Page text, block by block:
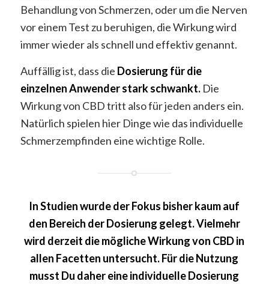
Behandlung von Schmerzen, oder um die Nerven
vor einem Test zu beruhigen, die Wirkung wird
immer wieder als schnell und effektiv genannt.
Auffällig ist, dass die Dosierung für die
einzelnen Anwender stark schwankt.Die
Wirkung von CBD tritt also für jeden anders ein.
Natürlich spielen hier Dinge wie das individuelle
Schmerzempfinden eine wichtige Rolle.
In Studien wurde der Fokus bisher kaum auf
den Bereich der Dosierung gelegt. Vielmehr
wird derzeit die mögliche Wirkung von CBD in
allen Facetten untersucht. Für die Nutzung
musst Du daher eine individuelle Dosierung